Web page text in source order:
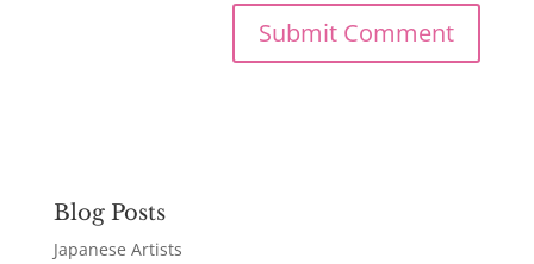
Blog Posts
Japanese Artists